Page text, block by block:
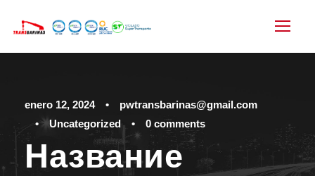
enero 12, 2024 •
pwtransbarinas@gmail.com
•
Uncategorized • 0 comments
Название